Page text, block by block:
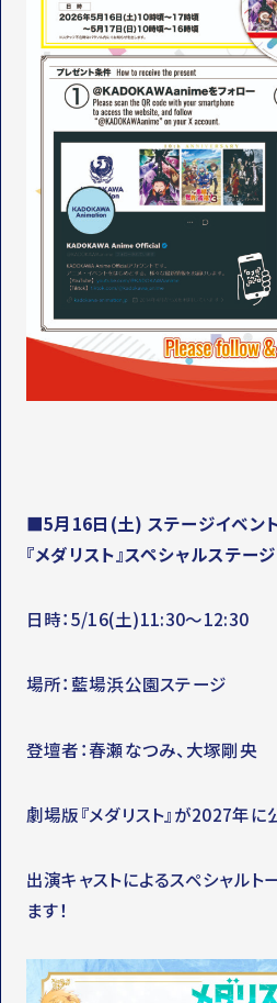
■5月16日(土) ステージイベン
『メダリスト』スペシャルステ
日時：5/16(土)11:30～12:30
場所：藍場浜公園ステージ
登壇者：春瀬なつみ、大塚剛央
劇場版『メダリスト』が2027年に
出演キャストによるスペシャル
ます！